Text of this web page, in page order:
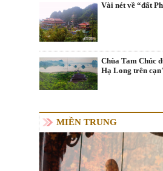
Vài nét về “đất
Chùa Tam Chúc
Hạ Long trên
MIỀN TRUNG